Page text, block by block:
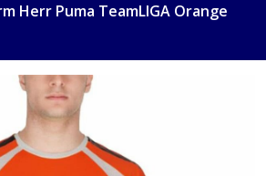
Herr Puma TeamLIGA Orange